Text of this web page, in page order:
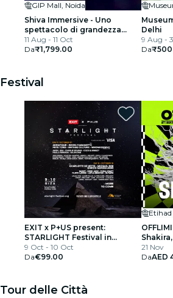
GIP Mall, Noida
Shiva Immersive - Uno
spettacolo di grandezza
teatrale
11 Aug - 11 Oct
Da₹1,799.00
Delhi
9 Aug -
Da
Festival
EXIT x P+US present:
STARLIGHT Festival in
partnership with Visa
9 Oct - 10 Oct
Da€99.00
YO e altri
21 Nov
DaAED
Tour delle Città